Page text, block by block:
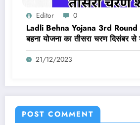
Editor 0
Ladli Behna Yojana 3rd Round
बहना योजना का तीसरा चरण दिसंबर
Link Active
21/12/2023
POST COMMENT